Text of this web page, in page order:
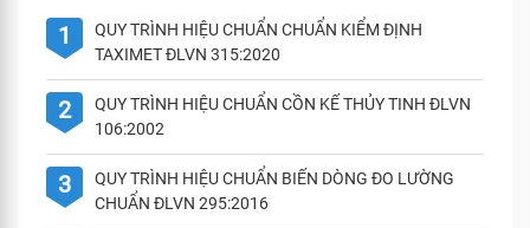
1
QUY TRÌNH HIỆU CHUẨN CHUẨN KIỂM ĐỊNH
TAXIMET ĐLVN 315:2020
2
QUY TRÌNH HIỆU CHUẨN CỒN KẾ THỦY TINH ĐLVN
106:2002
3
QUY TRÌNH HIỆU CHUẨN BIẾN DÒNG ĐO LƯỜNG
CHUẨN ĐLVN 295:2016